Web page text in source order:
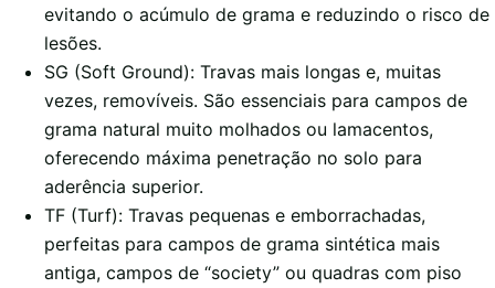
evitando o acúmulo de grama e reduzindo o risco de
lesões.
SG (Soft Ground): Travas mais longas e, muitas
vezes, removíveis. São essenciais para campos de
grama natural muito molhados ou lamacentos,
oferecendo máxima penetração no solo para
aderência superior.
TF (Turf): Travas pequenas e emborrachadas,
perfeitas para campos de grama sintética mais
antiga, campos de “society” ou quadras com piso